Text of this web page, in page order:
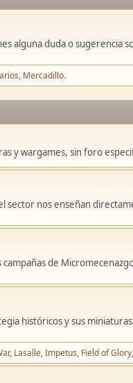
alguna duda o sugerencia
Mercadillo.
y wargames, sin foro
sector nos enseñan
de
históricos y sus
Lasalle Impetus Field of Glory